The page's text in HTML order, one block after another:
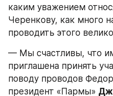
каким уважением
Черенкову, как много
проводить этого
— Мы счастливы, что
приглашена принять
поводу проводов
президент «Пармы»